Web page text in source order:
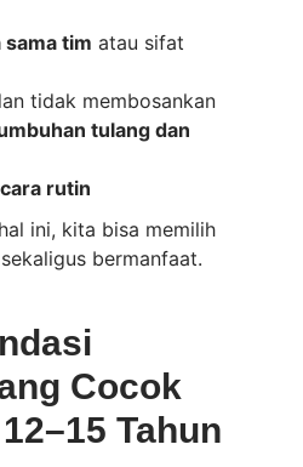
tim atau sifat
tidak membosankan
tulang dan
rutin
ini, kita bisa memilih
bermanfaat.
Cocok
Tahun